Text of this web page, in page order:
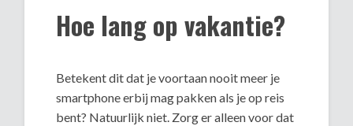
Hoe lang op vakantie?
Betekent dit dat je voortaan nooit meer je
smartphone erbij mag pakken als je op reis
bent? Natuurlijk niet. Zorg er alleen voor dat